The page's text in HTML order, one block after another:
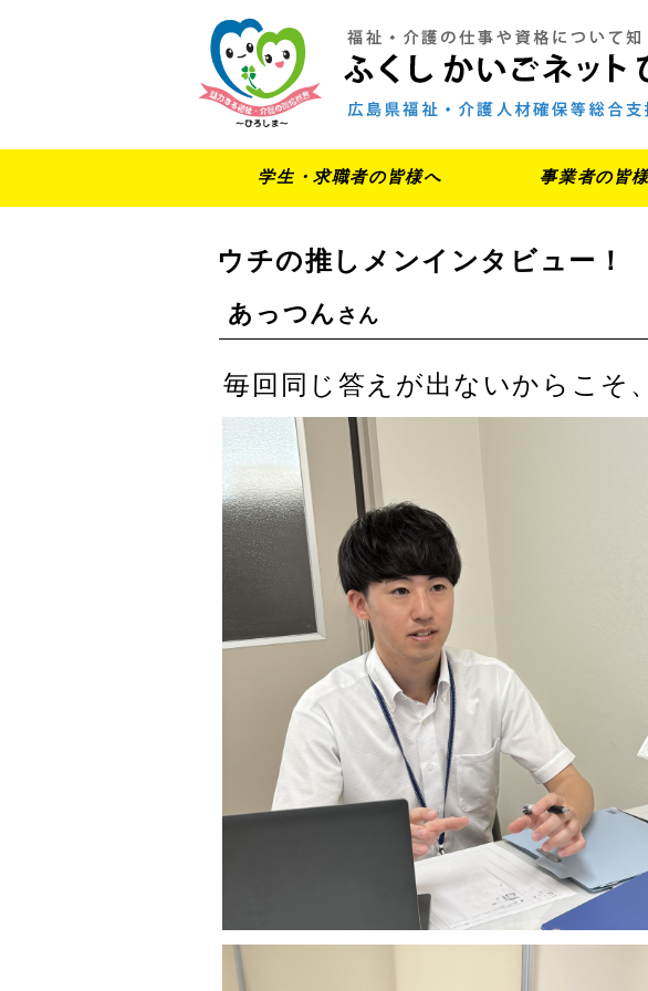
学生・求職者の皆様へ 事業者の皆
ウチの推しメンインタビュー！
あっつん さん
毎回同じ答えが出ないからこそ